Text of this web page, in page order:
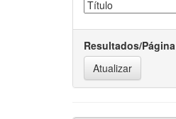
Resultados/Página